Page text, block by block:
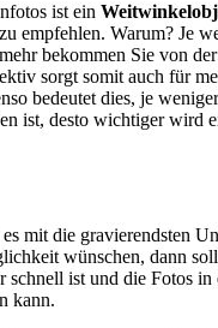
ist ein
empfehlen. Warum? Je
bekommen Sie von
sorgt somit auch für
bedeutet dies, je
ist, desto wichtiger wird
mit die gravierendsten
wünschen, dann
schnell ist und die Fotos
kann.